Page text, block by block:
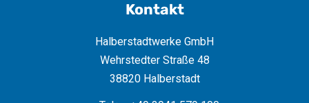
Kontakt
Halberstadtwerke GmbH
Wehrstedter Straße 48
38820 Halberstadt